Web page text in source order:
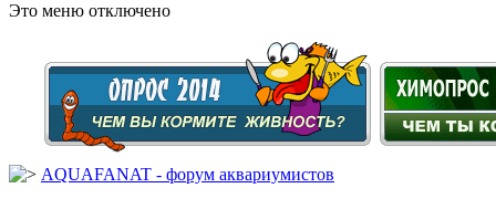
Это меню отключено
AQUAFANAT - форум аквариумистов